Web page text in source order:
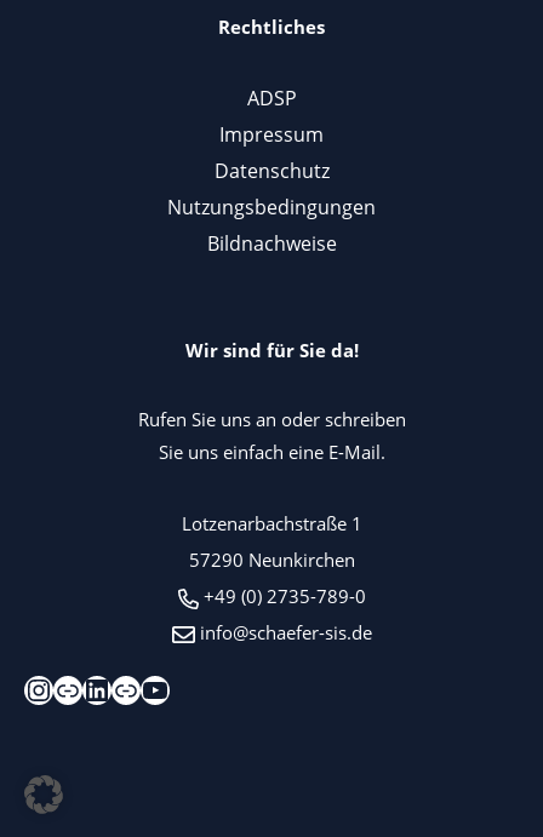
Rechtliches
ADSP
Impressum
Datenschutz
Nutzungsbedingungen
Bildnachweise
Wir sind für Sie da!
Rufen Sie uns an oder schreiben
Sie uns einfach eine E-Mail.
Lotzenarbachstraße 1
57290 Neunkirchen
+49 (0) 2735-789-0
info@schaefer-sis.de
Instagram
XingLinkedIn
Kununu
YouTube